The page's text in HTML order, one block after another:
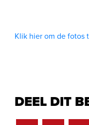
Klik hier om de fotos
DEEL DIT